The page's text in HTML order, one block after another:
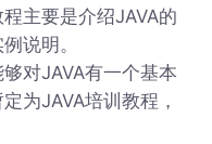
主要是介绍JAVA的
说明。
JAVA有一个基本
为JAVA培训教程，